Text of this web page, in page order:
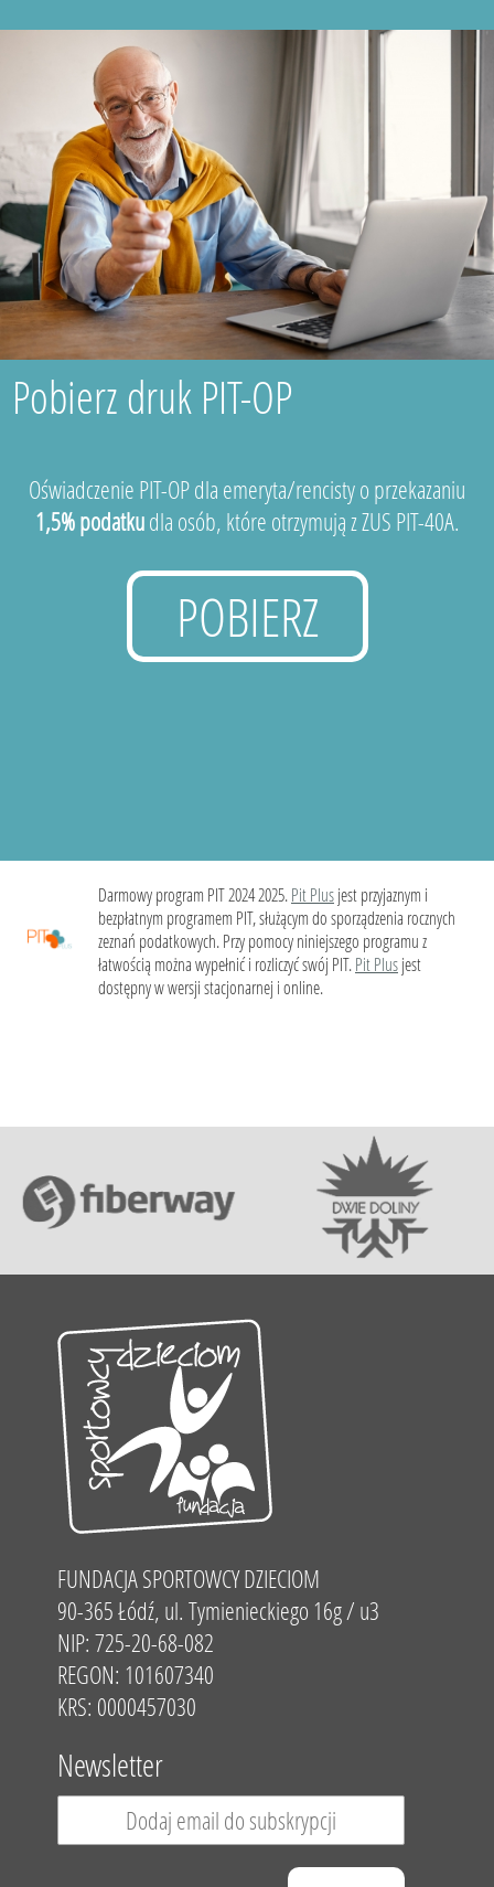
Pobierz druk PIT-OP
Oświadczenie PIT-OP dla emeryta/rencisty o przekazaniu
1,5% podatkudla osób, które otrzymują z ZUS PIT-40A.
POBIERZ
Darmowy program PIT 2024 2025.Pit Plusjest przyjaznym i
bezpłatnym programem PIT, służącym do sporządzenia rocznych
zeznań podatkowych. Przy pomocy niniejszego programu z
łatwością można wypełnić i rozliczyć swój PIT.Pit Plusjest
dostępny w wersji stacjonarnej i online.
FUNDACJA SPORTOWCY DZIECIOM
90-365 Łódź, ul. Tymienieckiego 16g / u3
NIP: 725-20-68-082
REGON: 101607340
KRS: 0000457030
Newsletter